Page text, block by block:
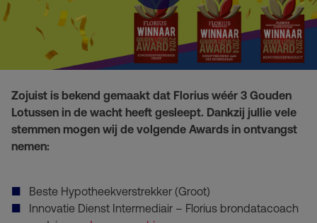
Zojuist is bekend gemaakt dat Florius wéér 3 Gouden
Lotussen in de wacht heeft gesleept. Dankzij jullie vele
stemmen mogen wij de volgende Awards in ontvangst
nemen:
Beste Hypotheekverstrekker (Groot)
Innovatie Dienst Intermediair – Florius brondatacoach